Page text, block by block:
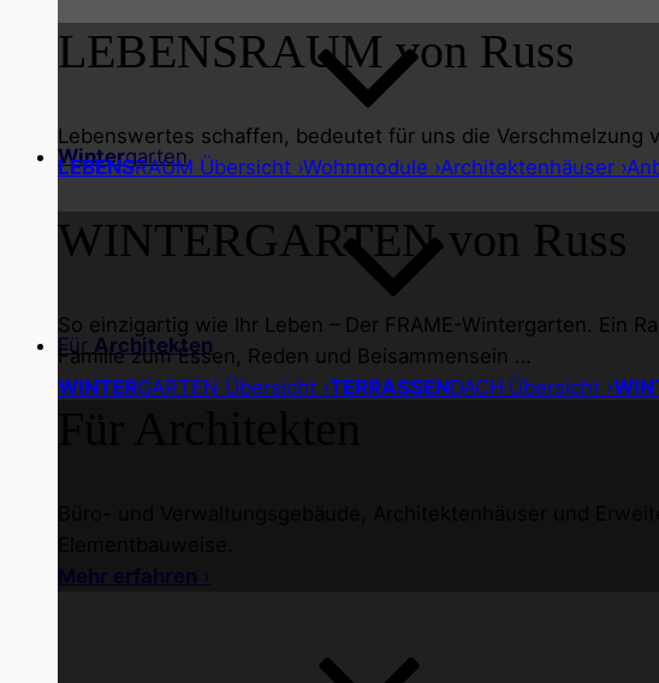
LEBENSRAUM von Russ
Lebenswertes schaffen, bedeutet für uns die
LEBENSRAUM Übersicht ›Wohnmodule ›Architektenhäuser ›
Wintergarten
WINTERGARTEN von Russ
So einzigartig wie Ihr Leben – Der FRAME-Wintergarten. Ein
Familie zum Essen, Reden und Beisammensein …
WINTERGARTEN Übersicht ›TERRASSENDACH Übersicht ›
Für Architekten
Büro- und Verwaltungsgebäude, Architektenhäuser und